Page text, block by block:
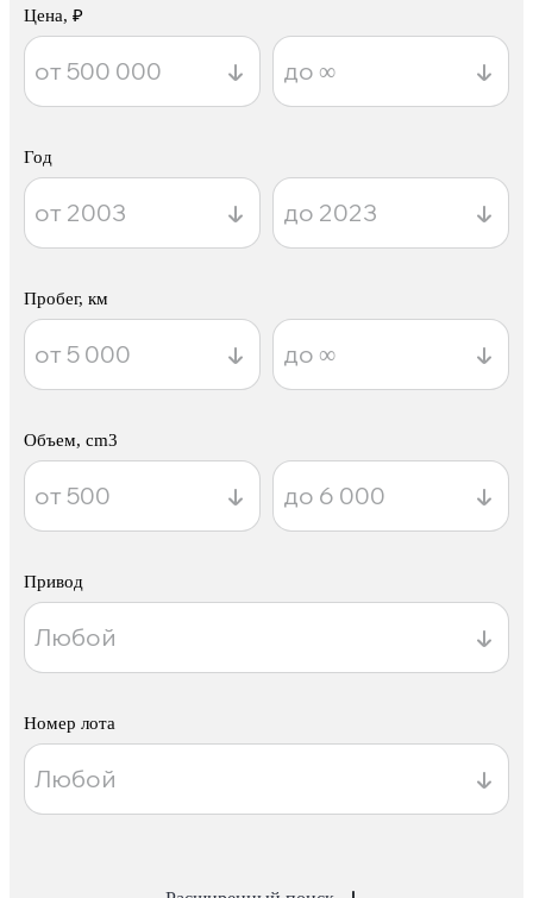
Цена, ₽
Год
Пробег, км
Объем, cm3
Привод
Номер лота